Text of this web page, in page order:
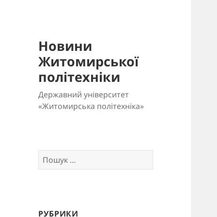
Новини
Житомирської
політехніки
Державний університет
«Житомирська політехніка»
Пошук:
РУБРИКИ